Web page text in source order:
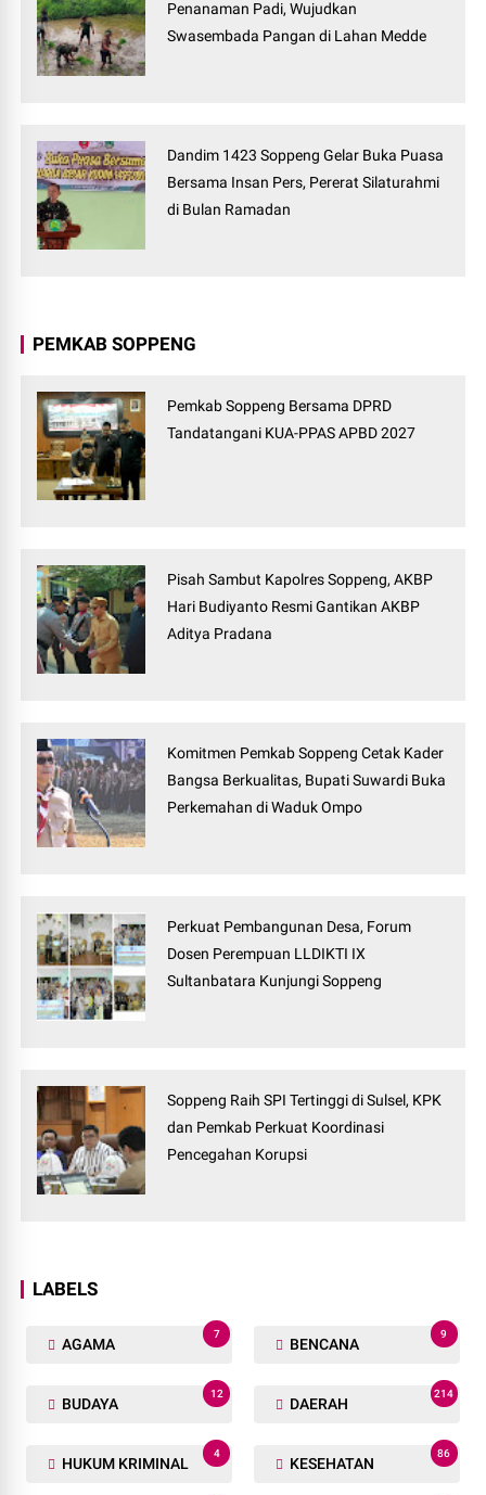
Penanaman Padi, Wujudkan
Swasembada Pangan di Lahan Medde
Dandim 1423 Soppeng Gelar Buka Puasa
Bersama Insan Pers, Pererat Silaturahmi
di Bulan Ramadan
PEMKAB SOPPENG
Pemkab Soppeng Bersama DPRD
Tandatangani KUA-PPAS APBD 2027
Pisah Sambut Kapolres Soppeng, AKBP
Hari Budiyanto Resmi Gantikan AKBP
Aditya Pradana
Komitmen Pemkab Soppeng Cetak Kader
Bangsa Berkualitas, Bupati Suwardi Buka
Perkemahan di Waduk Ompo
Perkuat Pembangunan Desa, Forum
Dosen Perempuan LLDIKTI IX
Sultanbatara Kunjungi Soppeng
Soppeng Raih SPI Tertinggi di Sulsel, KPK
dan Pemkab Perkuat Koordinasi
Pencegahan Korupsi
LABELS
AGAMA
7
BENCANA
9
BUDAYA
12
DAERAH
214
HUKUM KRIMINAL
4
KESEHATAN
86